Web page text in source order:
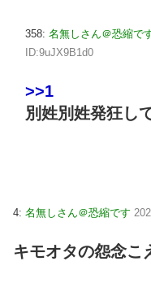
358: 名無しさん＠恐縮で
ID:9uJX9B1d0
>>1
別姓別姓発狂し
4: 名無しさん＠恐縮です
キモオタの怨念こ